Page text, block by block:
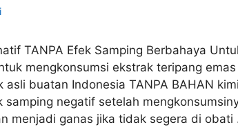
TANPA Efek Samping Berbahaya
mengkonsumsi ekstrak teripang
asli buatan Indonesia TANPA BAHAN
samping negatif setelah
menjadi ganas jika tidak segera di obati